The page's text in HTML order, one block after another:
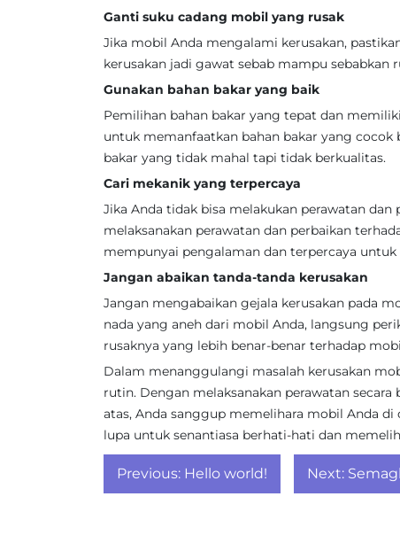
Ganti suku cadang mobil yang rusak
Jika mobil Anda mengalami kerusakan,
kerusakan jadi gawat sebab mampu sebabkan
Gunakan bahan bakar yang baik
Pemilihan bahan bakar yang tepat dan
untuk memanfaatkan bahan bakar yang
bakar yang tidak mahal tapi tidak berkualitas.
Cari mekanik yang terpercaya
Jika Anda tidak bisa melakukan perawatan
melaksanakan perawatan dan perbaikan
mempunyai pengalaman dan terpercaya
Jangan abaikan tanda-tanda kerusakan
Jangan mengabaikan gejala kerusakan pada
nada yang aneh dari mobil Anda, langsung
rusaknya yang lebih benar-benar terhadap
Dalam menanggulangi masalah kerusakan
rutin. Dengan melaksanakan perawatan
atas, Anda sanggup memelihara mobil Anda
lupa untuk senantiasa berhati-hati dan
Post
navigation
Previous: Hello world! Next: